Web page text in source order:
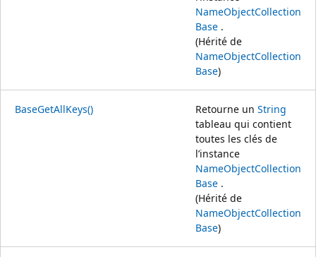
NameObjectCollection
Base .
(Hérité de
NameObjectCollection
Base)
BaseGetAllKeys() Retourne un String
tableau qui contient
toutes les clés de
l’instance
NameObjectCollection
Base .
(Hérité de
NameObjectCollection
Base)